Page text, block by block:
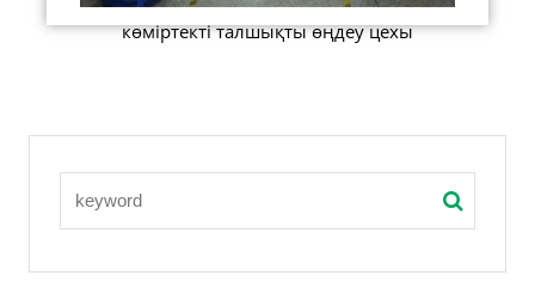
көміртекті талшықты өңдеу цехы